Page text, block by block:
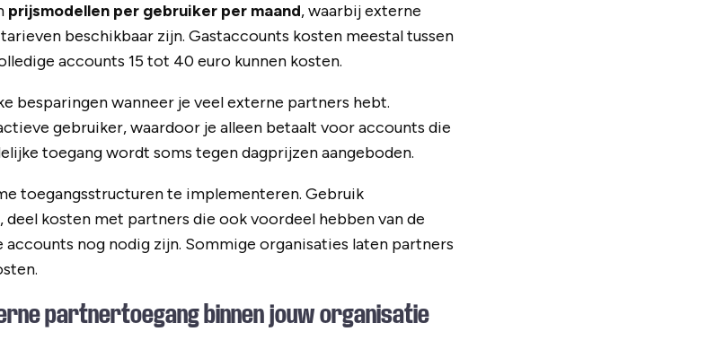
prijsmodellen per gebruiker per maand, waarbij externe
beschikbaar zijn. Gastaccounts kosten meestal tussen
accounts 15 tot 40 euro kunnen kosten.
besparingen wanneer je veel externe partners hebt.
gebruiker, waardoor je alleen betaalt voor accounts die
toegang wordt soms tegen dagprijzen aangeboden.
toegangsstructuren te implementeren. Gebruik
kosten met partners die ook voordeel hebben van de
nog nodig zijn. Sommige organisaties laten partners
partnertoegang binnen jouw organisatie